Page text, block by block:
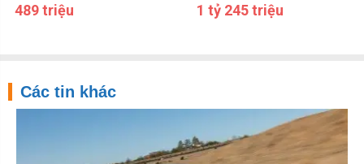
489 triệu 1 tỷ 245 triệu
Các tin khác